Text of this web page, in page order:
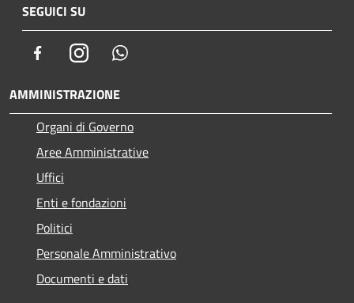
SEGUICI SU
FacebookInstagram
AMMINISTRAZIONE
Organi di Governo
Aree Amministrative
Uffici
Enti e fondazioni
Politici
Personale Amministrativo
Documenti e dati